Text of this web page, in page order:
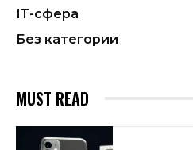
ІТ-сфера
Без категории
MUST READ